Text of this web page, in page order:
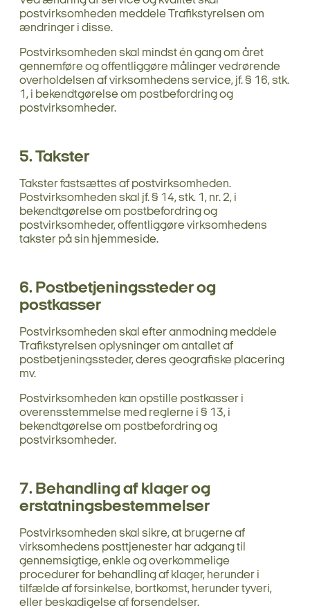
postvirksomheden meddele Trafikstyrelsen om
ændringer i disse.
Postvirksomheden skal mindst én gang om året
gennemføre og offentliggøre målinger vedrørende
overholdelsen af virksomhedens service, jf. § 16, stk.
1, i bekendtgørelse om postbefordring og
postvirksomheder.
5. Takster
Takster fastsættes af postvirksomheden.
Postvirksomheden skal jf. § 14, stk. 1, nr. 2, i
bekendtgørelse om postbefordring og
postvirksomheder, offentliggøre virksomhedens
takster på sin hjemmeside.
6. Postbetjeningssteder og
postkasser
Postvirksomheden skal efter anmodning meddele
Trafikstyrelsen oplysninger om antallet af
postbetjeningssteder, deres geografiske placering
mv.
Postvirksomheden kan opstille postkasser i
overensstemmelse med reglerne i § 13, i
bekendtgørelse om postbefordring og
postvirksomheder.
7. Behandling af klager og
erstatningsbestemmelser
Postvirksomheden skal sikre, at brugerne af
virksomhedens posttjenester har adgang til
gennemsigtige, enkle og overkommelige
procedurer for behandling af klager, herunder i
tilfælde af forsinkelse, bortkomst, herunder tyveri,
eller beskadigelse af forsendelser.